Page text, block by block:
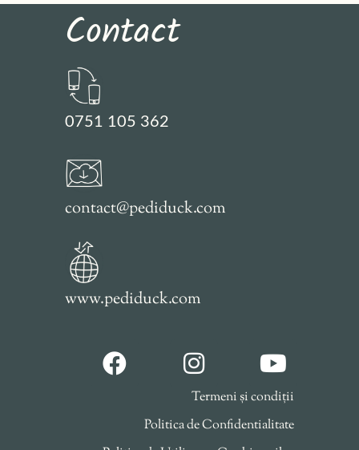
Contact
0751 105 362
contact@pediduck.com
www.pediduck.com
Termeni și condiții
Politica de Confidentialitate